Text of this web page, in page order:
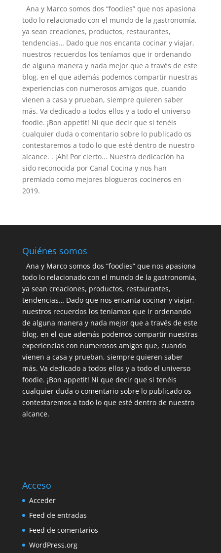
Ana y Marco somos dos “foodies” que nos apasiona
todo lo relacionado con el mundo de la gastronomía,
ya sean creaciones, productos, restaurantes,
tendencias… Dado que nos encanta cocinar y viajar,
nuestros recuerdos los teníamos que ir ordenando
de alguna manera y nada mejor que a través de este
blog, en el que además podemos compartir nuestras
experiencias con numerosos amigos que, cuando
vienen a casa y prueban, siempre quieren saber
más. Va dedicado a todos ellos y a todo el universo
foodie. ¡Bon appetit! Ni que decir que si tenéis
cualquier duda o comentario sobre lo publicado os
contestaremos a todo lo que esté dentro de nuestro
alcance. . ¡Ah! Por cierto... Nuestra dedicación ha
sido reconocida por Canal Cocina y nos han
premiado como mejores blogueros cocineros en
2019.
Quiénes somos
Ana y Marco somos dos “foodies” que nos apasiona
todo lo relacionado con el mundo de la gastronomía,
ya sean creaciones, productos, restaurantes,
tendencias… Dado que nos encanta cocinar y viajar,
nuestros recuerdos los teníamos que ir ordenando
de alguna manera y nada mejor que a través de este
blog, en el que además podemos compartir nuestras
experiencias con numerosos amigos que, cuando
vienen a casa y prueban, siempre quieren saber
más. Va dedicado a todos ellos y a todo el universo
foodie. ¡Bon appetit! Ni que decir que si tenéis
cualquier duda o comentario sobre lo publicado os
contestaremos a todo lo que esté dentro de nuestro
alcance.
Acceso
Acceder
Feed de entradas
Feed de comentarios
WordPress.org